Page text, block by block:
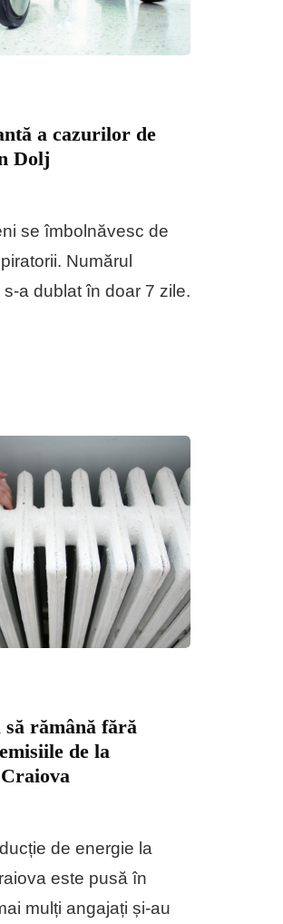
a cazurilor de
Dolj
se îmbolnăvesc de
Numărul
a dublat în doar 7 zile.
rămână fără
de la
de energie la
este pusă în
mulți angajați și-au